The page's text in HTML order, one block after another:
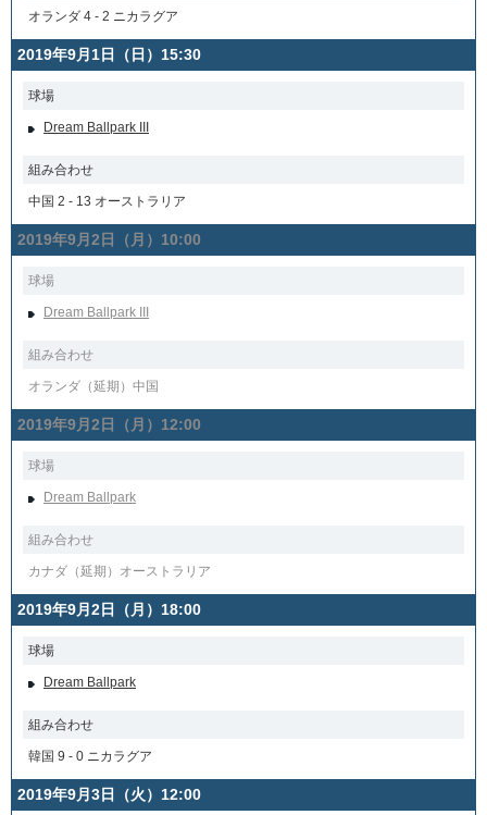
オランダ 4 - 2 ニカラグア
2019年9月1日（日）15:30
球場
Dream Ballpark III
組み合わせ
中国 2 - 13 オーストラリア
2019年9月2日（月）10:00
球場
Dream Ballpark III
組み合わせ
オランダ（延期）中国
2019年9月2日（月）12:00
球場
Dream Ballpark
組み合わせ
カナダ（延期）オーストラリア
2019年9月2日（月）18:00
球場
Dream Ballpark
組み合わせ
韓国 9 - 0 ニカラグア
2019年9月3日（火）12:00